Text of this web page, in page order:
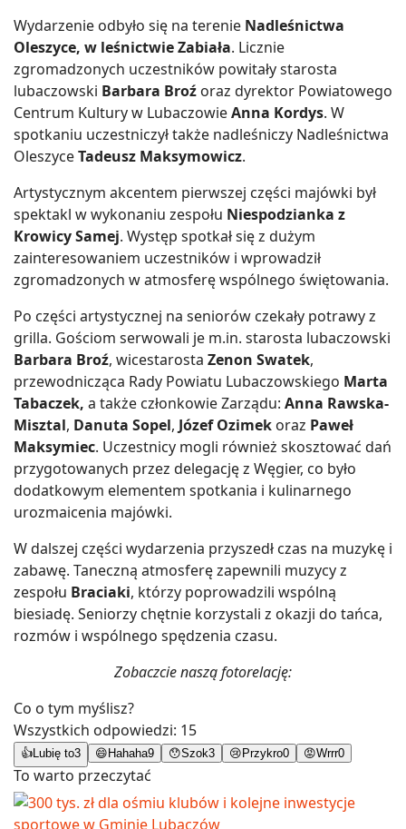
Wydarzenie odbyło się na terenie Nadleśnictwa
Oleszyce, w leśnictwie Zabiała. Licznie
zgromadzonych uczestników powitały starosta
lubaczowski Barbara Broź oraz dyrektor Powiatowego
Centrum Kultury w LubaczowieAnna Kordys. W
spotkaniu uczestniczył także nadleśniczy Nadleśnictwa
OleszyceTadeusz Maksymowicz.
Artystycznym akcentem pierwszej części majówki był
spektakl w wykonaniu zespołu Niespodzianka z
Krowicy Samej. Występ spotkał się z dużym
zainteresowaniem uczestników i wprowadził
zgromadzonych w atmosferę wspólnego świętowania.
Po części artystycznej na seniorów czekały potrawy z
grilla. Gościom serwowali je m.in. starosta lubaczowski
Barbara Broź, wicestarosta Zenon Swatek,
przewodnicząca Rady Powiatu Lubaczowskiego Marta
Tabaczek, a także członkowie Zarządu: Anna Rawska-
Misztal, Danuta Sopel, Józef Ozimek oraz Paweł
Maksymiec. Uczestnicy mogli również skosztować dań
przygotowanych przez delegację z Węgier, co było
dodatkowym elementem spotkania i kulinarnego
urozmaicenia majówki.
W dalszej części wydarzenia przyszedł czas na muzykę i
zabawę. Taneczną atmosferę zapewnili muzycy z
zespołu Braciaki, którzy poprowadzili wspólną
biesiadę. Seniorzy chętnie korzystali z okazji do tańca,
rozmów i wspólnego spędzenia czasu.
Zobaczcie naszą fotorelację:
Co o tym myślisz?
Wszystkich odpowiedzi: 15
👍 Lubię to3 😄 Hahaha9 😯Szok3 😢 Przykro0 😡Wrrr0
To warto przeczytać